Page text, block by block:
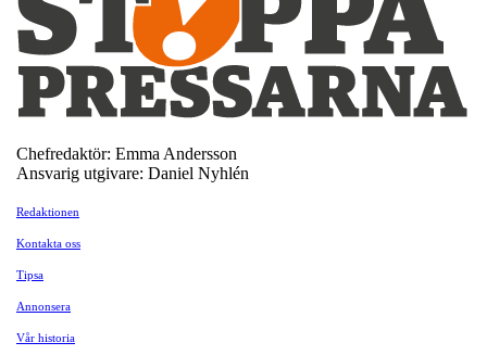
Chefredaktör: Emma Andersson
Ansvarig utgivare: Daniel Nyhlén
Redaktionen
Kontakta oss
Tipsa
Annonsera
Vår historia